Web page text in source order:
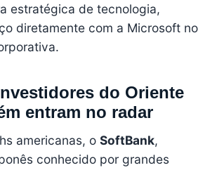
estratégica de tecnologia,
diretamente com a Microsoft no
do Oriente
entram no radar
americanas, o SoftBank,
conhecido por grandes